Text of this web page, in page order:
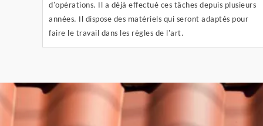
d'opérations. Il a déjà effectué ces tâches depuis plusieurs
années. Il dispose des matériels qui seront adaptés pour
faire le travail dans les règles de l'art.